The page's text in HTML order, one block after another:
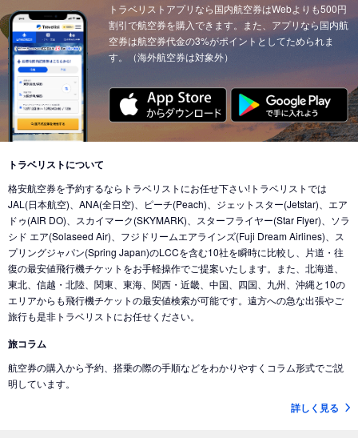
東京 (東京国際空港(羽田)) → サンフランシスコ (アメリカ)
東京 (東京国際空港(羽田))→ニューヨーク (アメリカ)
東京 (東京国際空港(羽田))→クアラルンプール (マレーシア)
東京 (東京国際空港(羽田))→ウィーン (オーストリア)
東京 (東京国際空港(羽田))→バンクーバー (カナダ)
東京 (東京国際空港(羽田)) → シカゴ (アメリカ)
東京 (東京国際空港(羽田))
東京 (東京国際空港(羽田))→ ロサンゼルス (アメリカ)
東京 (東京国際空港(羽田))→ ミネアポリス (アメリカ)
東京 (東京国際空港(羽田))→ トロント (カナダ)
東京 (東京国際空港(羽田))→コナ-ハワイ島 (ハワイ)
東京 (成田国際空港)→イスタンブール (トルコ)
東京 (成田国際空港)→ウィーン (オーストリア)
東京 (成田国際空港) チューリッヒ (スイス)
東京 (成田国際空港)→カイロ（エジプト） (エジプト)
東京 (成田国際空港) →北京 (中国) 東京 (成田国際空港)→香港 (香港)
東京 (成田国際空港)→デリー (インド)
東京 (東京国際空港(羽田))
東京 (成田国際空港) → ドバイ (アラブ首長国)
東京 (東京国際空港(羽田))→ジャカルタ (インドネシア)
東京 (成田国際空港) → バリ島 (インドネシア)
東京 (成田国際空港) →ナンディ（フィジー） (フィジー)
東京 (成田国際空港) →クアラルンプール (マレーシア)
東京 (成田国際空港)→コタキナバル (マレーシア)
東京 (東京国際空港(羽田))
東京 (成田国際空港)→ヌメア (ニューカレドニア)
トラベリストアプリなら国内航空券はWebよりも500円
割引で航空券を購入できます。また、アプリなら国内航
空券は航空券代金の3%がポイントとしてためられま
す。（海外航空券は対象外）
トラベリストについて
格安航空券を予約するならトラベリストにお任せ下さい!トラベリストでは
JAL(日本航空)、ANA(全日空)、ピーチ(Peach)、ジェットスター(Jetstar)、エア
ドゥ(AIR DO)、スカイマーク(SKYMARK)、スターフライヤー(Star Flyer)、ソラ
シド エア(Solaseed Air)、フジドリームエアラインズ(Fuji Dream Airlines)、ス
プリングジャパン(Spring Japan)のLCCを含む10社を瞬時に比較し、片道・往
復の最安値飛行機チケットをお手軽操作でご提案いたします。また、北海道、
東北、信越・北陸、関東、東海、関西・近畿、中国、四国、九州、沖縄と10の
エリアからも飛行機チケットの最安値検索が可能です。遠方への急な出張やご
旅行も是非トラベリストにお任せください。
旅コラム
航空券の購入から予約、搭乗の際の手順などをわかりやすくコラム形式でご説
明しています。
詳しく見る